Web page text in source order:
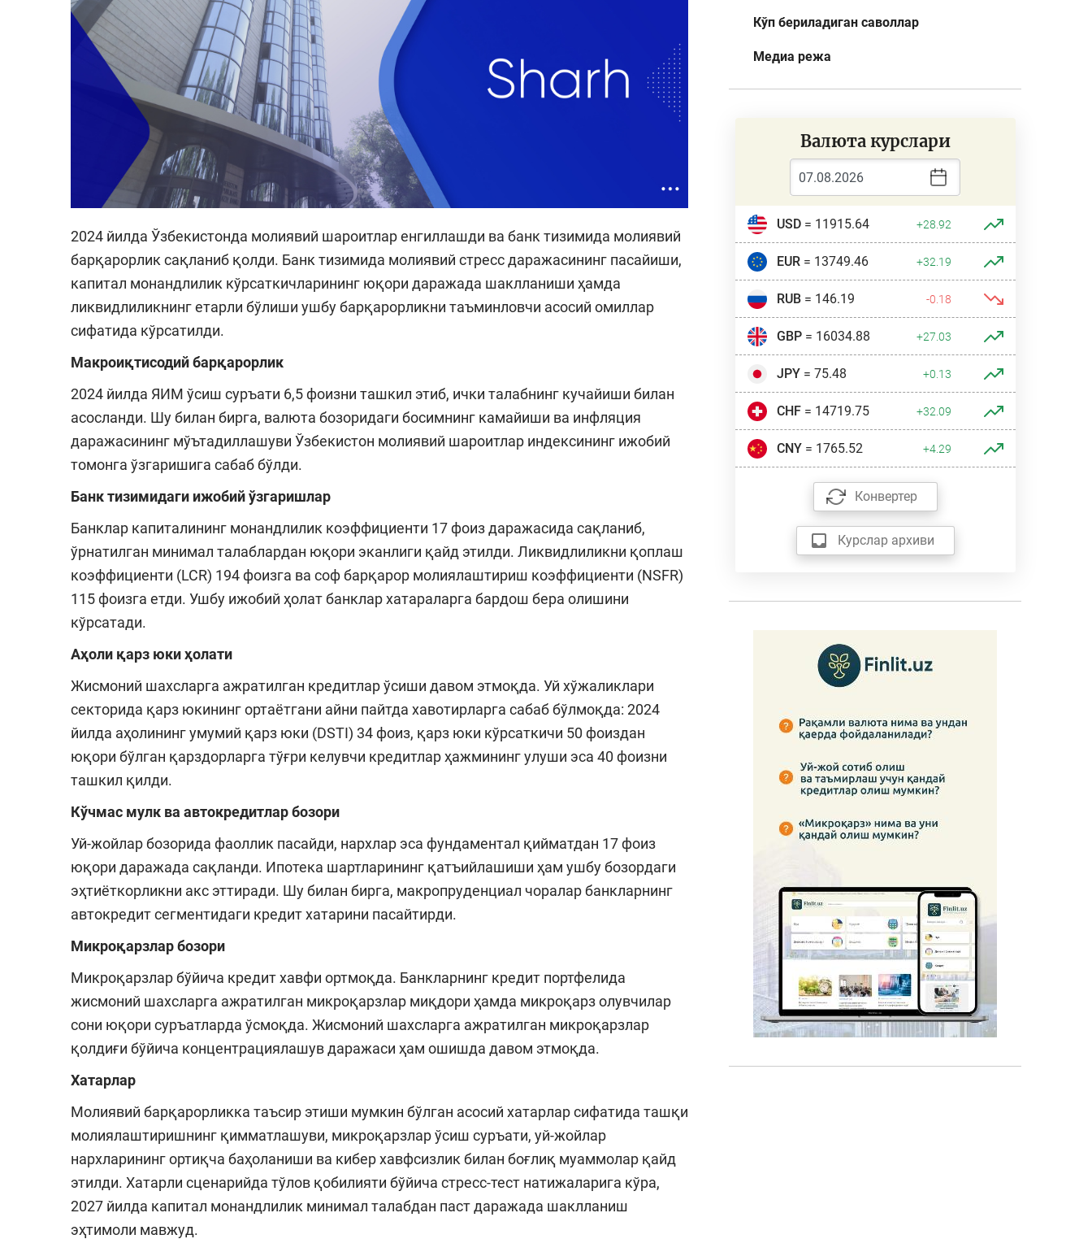
2024 йилда Ўзбекистонда молиявий шароитлар енгиллашди ва банк тизимида молиявий
барқарорлик сақланиб қолди. Банк тизимида молиявий стресс даражасининг пасайиши,
капитал монандлилик кўрсаткичларининг юқори даражада шаклланиши ҳамда
ликвидлиликнинг етарли бўлиши ушбу барқарорликни таъминловчи асосий омиллар
сифатида кўрсатилди.
Макроиқтисодий барқарорлик
2024 йилда ЯИМ ўсиш суръати 6,5 фоизни ташкил этиб, ички талабнинг кучайиши билан
асосланди. Шу билан бирга, валюта бозоридаги босимнинг камайиши ва инфляция
даражасининг мўътадиллашуви Ўзбекистон молиявий шароитлар индексининг ижобий
томонга ўзгаришига сабаб бўлди.
Банк тизимидаги ижобий ўзгаришлар
Банклар капиталининг монандлилик коэффициенти 17 фоиз даражасида сақланиб,
ўрнатилган минимал талаблардан юқори эканлиги қайд этилди. Ликвидлиликни қоплаш
коэффициенти (LCR) 194 фоизга ва соф барқарор молиялаштириш коэффициенти (NSFR)
115 фоизга етди. Ушбу ижобий ҳолат банклар хатараларга бардош бера олишини
кўрсатади.
Аҳоли қарз юки ҳолати
Жисмоний шахсларга ажратилган кредитлар ўсиши давом этмоқда. Уй хўжаликлари
секторида қарз юкининг ортаётгани айни пайтда хавотирларга сабаб бўлмоқда: 2024
йилда аҳолининг умумий қарз юки (DSTI) 34 фоиз, қарз юки кўрсаткичи 50 фоиздан
юқори бўлган қарздорларга тўғри келувчи кредитлар ҳажмининг улуши эса 40 фоизни
ташкил қилди.
Кўчмас мулк ва автокредитлар бозори
Уй-жойлар бозорида фаоллик пасайди, нархлар эса фундаментал қийматдан 17 фоиз
юқори даражада сақланди. Ипотека шартларининг қатъийлашиши ҳам ушбу бозордаги
эҳтиёткорликни акс эттиради. Шу билан бирга, макропруденциал чоралар банкларнинг
автокредит сегментидаги кредит хатарини пасайтирди.
Микроқарзлар бозори
Микроқарзлар бўйича кредит хавфи ортмоқда. Банкларнинг кредит портфелида
жисмоний шахсларга ажратилган микроқарзлар миқдори ҳамда микроқарз олувчилар
сони юқори суръатларда ўсмоқда. Жисмоний шахсларга ажратилган микроқарзлар
қолдиғи бўйича концентрациялашув даражаси ҳам ошишда давом этмоқда.
Хатарлар
Молиявий барқарорликка таъсир этиши мумкин бўлган асосий хатарлар сифатида ташқи
молиялаштиришнинг қимматлашуви, микроқарзлар ўсиш суръати, уй-жойлар
нархларининг ортиқча баҳоланиши ва кибер хавфсизлик билан боғлиқ муаммолар қайд
этилди. Хатарли сценарийда тўлов қобилияти бўйича стресс-тест натижаларига кўра,
2027 йилда капитал монандлилик минимал талабдан паст даражада шаклланиш
эҳтимоли мавжуд.
Кўп бериладиган саволлар
Медиа режа
Валюта курслари
USD= 11915.64 +28.92
EUR= 13749.46 +32.19
RUB= 146.19 -0.18
GBP= 16034.88 +27.03
JPY= 75.48 +0.13
CHF= 14719.75 +32.09
CNY= 1765.52 +4.29
Конвертер
Курслар архиви